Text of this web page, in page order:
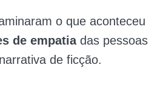
o que aconteceu
de empatiadas pessoas
de ficção.